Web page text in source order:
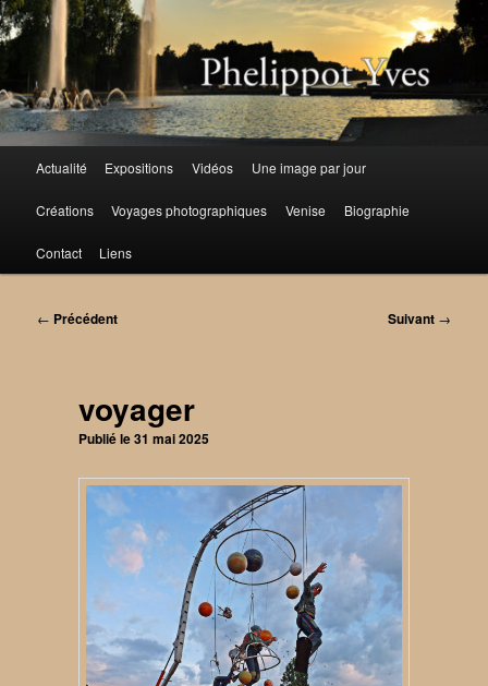
Aller
au
contenu
principal
Actualité Expositions Vidéos Une image par jour
Créations Voyages photographiques Venise Biographie
Contact Liens
Navigation
← Précédent Suivant →
voyager
Publié le31 mai 2025